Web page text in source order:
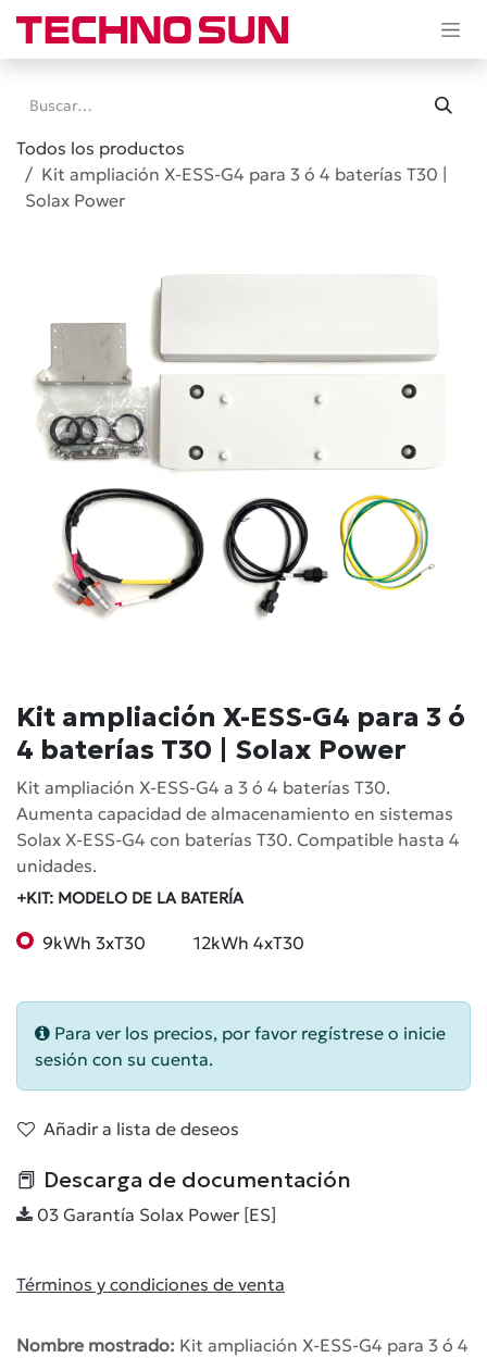
Ir al contenido
Todos los productos
Kit ampliación X-ESS-G4 para 3 ó 4 baterías T30 |
Solax Power
Kit ampliación X-ESS-G4 para 3 ó
4 baterías T30 | Solax Power
Kit ampliación X-ESS-G4 a 3 ó 4 baterías T30.
Aumenta capacidad de almacenamiento en sistemas
Solax X-ESS-G4 con baterías T30. Compatible hasta 4
unidades.
+KIT: MODELO DE LA BATERÍA
9kWh 3xT30 12kWh 4xT30
Para ver los precios, por favor regístrese o inicie
sesión con su cuenta.
Añadir a lista de deseos
📕 Descarga de documentación
03 Garantía Solax Power [ES]
Términos y condiciones de venta
Nombre mostrado: Kit ampliación X-ESS-G4 para 3 ó 4